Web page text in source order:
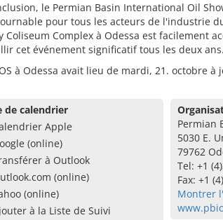
le Permian Basin International Oil
pour tous les acteurs de l'industrie
Coliseum Complex à Odessa est facilement
cet événement significatif tous les deux ans.
à Odessa avait lieu de mardi, 21. octobre à
de calendrier
Apple
(online)
à Outlook
(online)
(online)
à la Liste de Suivi
Permian
5030 E.
79762
Tel: +1
Fax: +1
Montrer